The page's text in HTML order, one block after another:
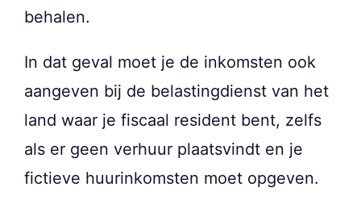
behalen.
In dat geval moet je de inkomsten ook
aangeven bij de belastingdienst van het
land waar je fiscaal resident bent, zelfs
als er geen verhuur plaatsvindt en je
fictieve huurinkomsten moet opgeven.